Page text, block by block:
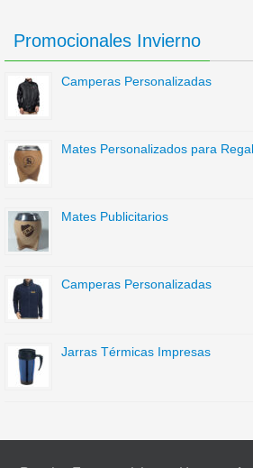
Promocionales Invierno
Camperas Personalizadas
Mates Personalizados para
Mates Publicitarios
Camperas Personalizadas
Jarras Térmicas Impresas